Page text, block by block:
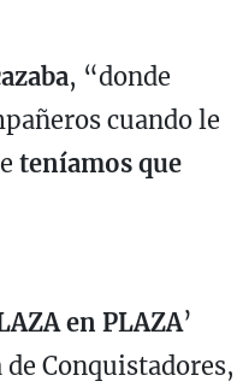
, “donde
cuando le
teníamos que
en PLAZA’
Conquistadores,